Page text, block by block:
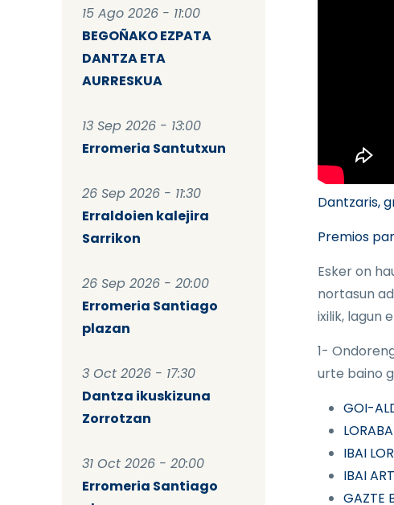
15 Ago 2026 - 11:00
BEGOÑAKO EZPATA
DANTZA ETA
AURRESKUA
13 Sep 2026 - 13:00
Erromeria Santutxun
26 Sep 2026 - 11:30
Erraldoien kalejira
Sarrikon
26 Sep 2026 - 20:00
Erromeria Santiago
plazan
3 Oct 2026 - 17:30
Dantza ikuskizuna
Zorrotzan
31 Oct 2026 - 20:00
Erromeria Santiago
Dantzaris,
Premios
Esker on
nortasun
ixilik, lagun
1-
urte baino
GOI-
IBAI
IBAI
GAZTE